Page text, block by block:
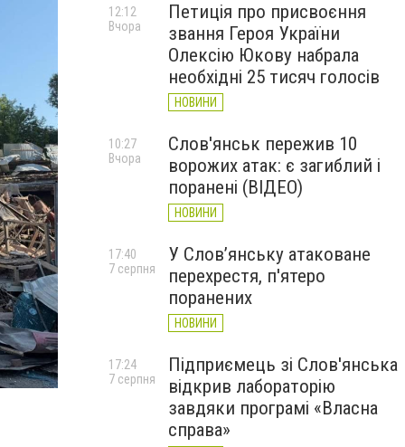
Фото: Слов'нська ВА
Петиція про присвоєння
звання Героя України
Олексію Юкову набрала
необхідні 25 тисяч голосів
НОВИНИ
12:12
Вчора
Слов'янськ пережив 10
ворожих атак: є загиблий і
поранені (ВІДЕО)
НОВИНИ
10:27
Вчора
У Слов’янську атаковане
перехрестя, п'ятеро
поранених
НОВИНИ
17:40
7 серпня
Підприємець зі Слов'янська
відкрив лабораторію
завдяки програмі «Власна
справа»
17:24
7 серпня